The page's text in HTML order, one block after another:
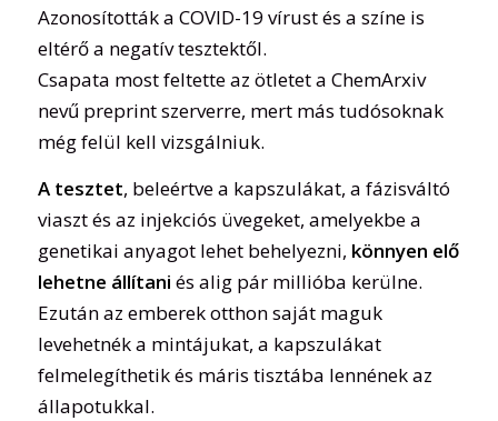
Azonosították a COVID-19 vírust és a színe is
eltérő a negatív tesztektől.
Csapata most feltette az ötletet a ChemArxiv
nevű preprint szerverre, mert más tudósoknak
még felül kell vizsgálniuk.
A tesztet, beleértve a kapszulákat, a fázisváltó
viaszt és az injekciós üvegeket, amelyekbe a
genetikai anyagot lehet behelyezni, könnyen elő
lehetne állítani és alig pár millióba kerülne.
Ezután az emberek otthon saját maguk
levehetnék a mintájukat, a kapszulákat
felmelegíthetik és máris tisztába lennének az
állapotukkal.